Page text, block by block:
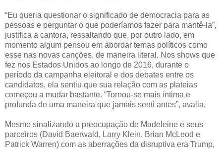
“Eu queria questionar o significado de democracia para as
pessoas e perguntar o que poderíamos fazer para mantê-la”,
justifica a cantora, ressaltando que, por outro lado, em
momento algum pensou em abordar temas políticos como
esse nas novas canções, de maneira literal. Nos shows que
fez nos Estados Unidos ao longo de 2016, durante o
período da campanha eleitoral e dos debates entre os
candidatos, ela sentiu que sua relação com as plateias
começou a mudar bastante. “Tornou-se mais íntima e
profunda de uma maneira que jamais senti antes”, avalia.
Mesmo sinalizando a preocupação de Madeleine e seus
parceiros (David Baerwald, Larry Klein, Brian McLeod e
Patrick Warren) com as aberrações da disruptiva era Trump,